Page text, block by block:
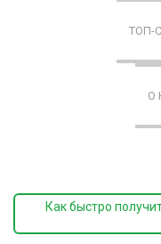
ТОП-
О
Как быстро